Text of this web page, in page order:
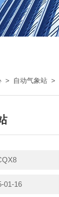
> 自动气象站 >
01-16